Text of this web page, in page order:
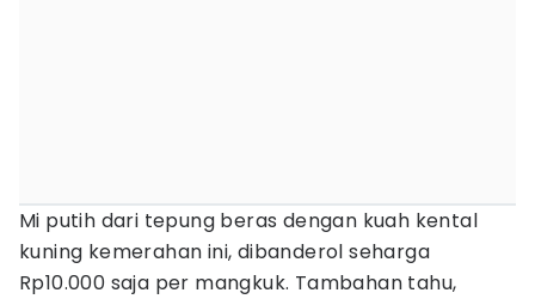
Mi putih dari tepung beras dengan kuah kental
kuning kemerahan ini, dibanderol seharga
Rp10.000 saja per mangkuk. Tambahan tahu,